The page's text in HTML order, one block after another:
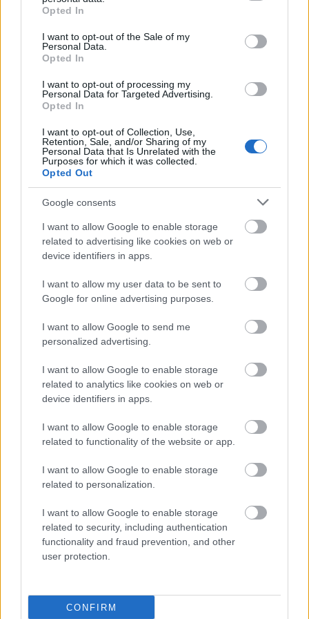
grant or deny consent to Google and its third-party tags to
use your data for below specified purposes in below Google
consent section.
Opted In
I want to opt-out of the Sale of my
Personal Data.
Opted In
I want to opt-out of processing my
Personal Data for Targeted Advertising.
Opted In
I want to opt-out of Collection, Use,
Retention, Sale, and/or Sharing of my
Personal Data that Is Unrelated with the
Purposes for which it was collected.
Opted Out
Google consents
I want to allow Google to enable storage
related to advertising like cookies on web or
device identifiers in apps.
I want to allow my user data to be sent to
Google for online advertising purposes.
I want to allow Google to send me
personalized advertising.
I want to allow Google to enable storage
related to analytics like cookies on web or
device identifiers in apps.
I want to allow Google to enable storage
related to functionality of the website or app.
I want to allow Google to enable storage
related to personalization.
I want to allow Google to enable storage
related to security, including authentication
functionality and fraud prevention, and other
user protection.
CONFIRM
Permetező
6 éve
@szombi: igen a rúternek valóban sok köze van
ahhoz hogy a tv a Bluetooth eszközöket is eldobálja
Kondom Keselyű
6 éve
: azt vagod, hogy a patinas JVC markanev
10-15 eve valami kinai dzsunka cegnel van? Akiknel
sokszor a gyartosor reggel jvct, delutan a tesco
sajatmarkas technika logojat festi a legalso
kategorias selejtjeire ?
//VV\
6 éve
Anyósomnak néztünk tévét. Ott indul, hogy full HD
doszt elég lenne nekik, de olyat normális tv-ből nem
Samsung, meg a 4K meg az okostv. Magyarázd el
egy 70 éves mamókának mi az netflix. Meg a 4K.
igazi hős
@Semmitnemérszakitiltással: "Ha ugyanazt a
routert vitted, akkor ugyanaz a router adja a wifit,